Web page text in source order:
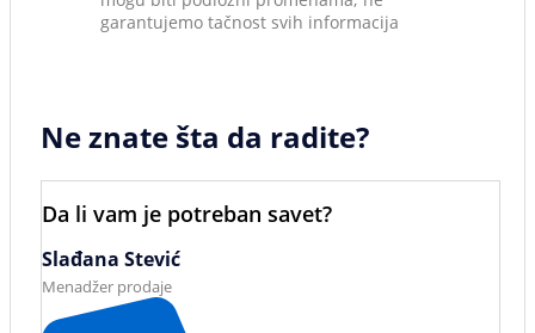
garantujemo tačnost svih informacija
Ne znate šta da radite?
Da li vam je potreban savet?
Slađana Stević
Menadžer prodaje